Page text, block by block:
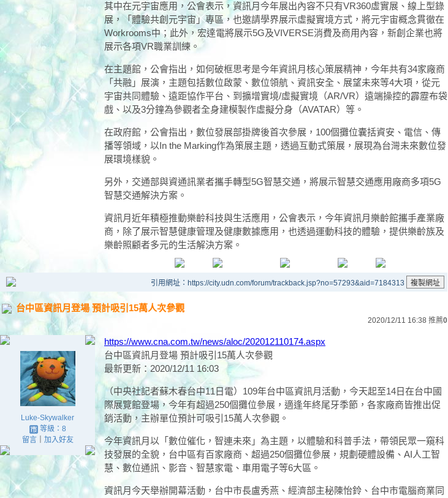
其中在元宇宙應用，公會表示，資訊月今年展出內容不只有VR360虛實展、線上型錄
展，「體驗共創元宇宙」專區，也邀請學界展示虛擬實境方式，將元宇宙概念貫徹在
Workrooms中；此外，宏達電將展示5G及VIVERSE消費及商用內容，新創企業也將
展示各項VR職業訓練。
在主題館，公會指出，如何破框思考是今年資訊月核心策展精神，今年共有34家廠商
「共融」展演，主題包括數位啟蒙、數位領航、資訊安全、展望未來等4大項，從元
宇宙共同體驗、遠距協作平台、到擴增實境/虛擬實境（AR/VR）遠端操控的霹靂布袋
戲、以及3分鐘為參觀者全身建模製作虛擬分身（AVATAR）等。
在政府館，公會指出，數位發展部掛牌後首次參展，100個攤位囊括資安、電信、傳
播等領域，以In the Marking作為策展主題，透過互動式策展，展現為台灣未來數位發
展環境樣貌。
另外，交通部與資通訊業者攜手轉型5G智慧交通，將展示智慧交通應用廠商多項5G
智慧交通解決方案。
資訊月近年積極推動樂齡科技與生活應用，公會表示，今年資訊月樂齡館攜手產業廠
商，除了展示智慧健康管理及健康數據應用，也透過運動科技的體驗，提供樂齡族及
樂齡照顧者多元的生活解決方案。
引用網址：https://city.udn.com/forum/trackback.jsp?no=57293&aid=7184313
台中區資訊月登場 預計吸引15萬人次參觀
2020/12/11 16:38 推薦0
Luke-Skywalker
等級：8
留言｜ 加入好友
https://www.cna.com.tw/news/aloc/202012110174.aspx
台中區資訊月登場 預計吸引15萬人次參觀
最新更新：2020/12/11 16:03
（中央社記者蘇木春台中11日電）109年台中區資訊月活動，今天起至14日在台中國
際展覽館登場，今年有超過250個攤位參展，適逢年終尾牙季節，各家廠商皆推出促
銷活動，主辦單位預計可吸引15萬人次參觀。
今年資訊月以「數位催化，智連未來」為主題，以體驗和科普手法，帶領民眾一窺科
技發展的全貌，台中區有百家廠商、超過250個攤位參展，規劃硬體設備、AI人工智
慧、數位通訊、影音、智慧家電、車用電子等6大區。
資訊月今天舉辦開幕活動，台中市長盧秀燕、經濟部主秘陳怡鈴、台中市電腦商業同